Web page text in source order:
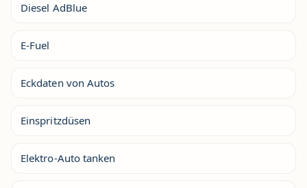
Diesel AdBlue
E-Fuel
Eckdaten von Autos
Einspritzdüsen
Elektro-Auto tanken